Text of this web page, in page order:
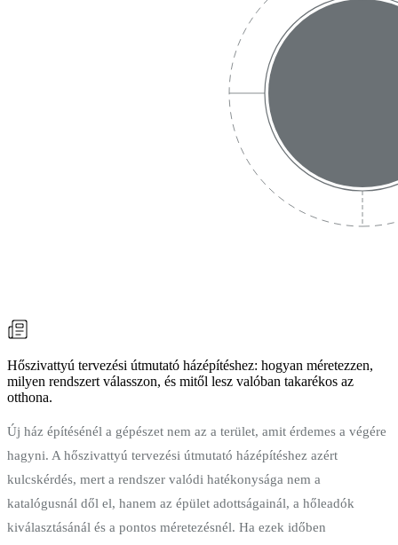
Hőszivattyú tervezési útmutató házépítéshez: hogyan méretezzen,
milyen rendszert válasszon, és mitől lesz valóban takarékos az
otthona.
Új ház építésénél a gépészet nem az a terület, amit érdemes a végére
hagyni. A hőszivattyú tervezési útmutató házépítéshez azért
kulcskérdés, mert a rendszer valódi hatékonysága nem a
katalógusnál dől el, hanem az épület adottságainál, a hőleadók
kiválasztásánál és a pontos méretezésnél. Ha ezek időben